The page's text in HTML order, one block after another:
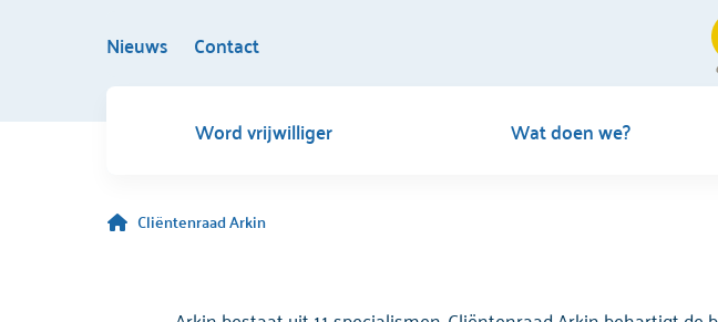
Nieuws Contact
Word vrijwilliger Wat doen we?
Cliëntenraad Arkin